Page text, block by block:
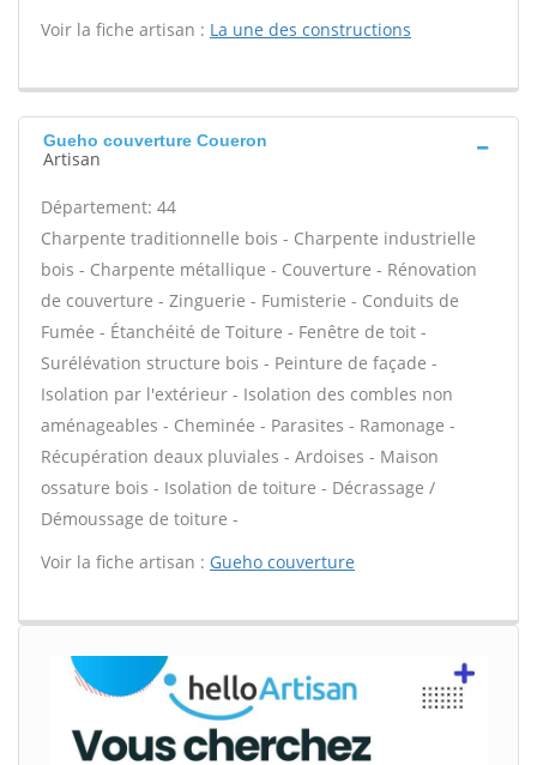
Voir la fiche artisan : La une des constructions
Gueho couverture Coueron
Artisan
Département: 44
Charpente traditionnelle bois - Charpente industrielle
bois - Charpente métallique - Couverture - Rénovation
de couverture - Zinguerie - Fumisterie - Conduits de
Fumée - Étanchéité de Toiture - Fenêtre de toit -
Surélévation structure bois - Peinture de façade -
Isolation par l'extérieur - Isolation des combles non
aménageables - Cheminée - Parasites - Ramonage -
Récupération deaux pluviales - Ardoises - Maison
ossature bois - Isolation de toiture - Décrassage /
Démoussage de toiture -
Voir la fiche artisan : Gueho couverture